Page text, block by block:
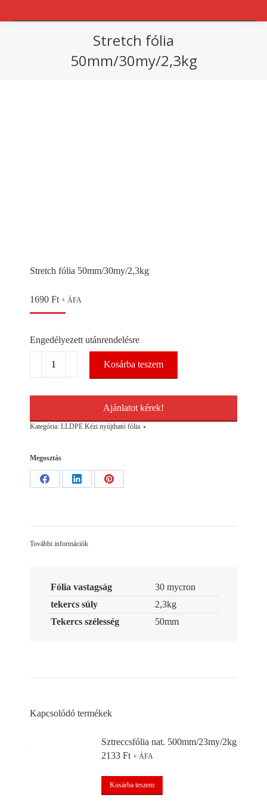
Stretch fólia
50mm/30my/2,3kg
Stretch fólia 50mm/30my/2,3kg
1690 Ft + ÁFA
Engedélyezett utánrendelésre
50mm/30my/2,3kg
Kosárba teszem
Ajánlatot kérek!
Kategória: LLDPE Kézi nyújtható fólia
Megosztás
Share
Share
Share
További információk
Fólia vastagság
30 mycron
tekercs súly
2,3kg
Tekercs szélesség
50mm
Kapcsolódó termékek
Sztreccsfólia nat. 500mm/23my/2kg
2133 Ft + ÁFA
Kosárba teszem